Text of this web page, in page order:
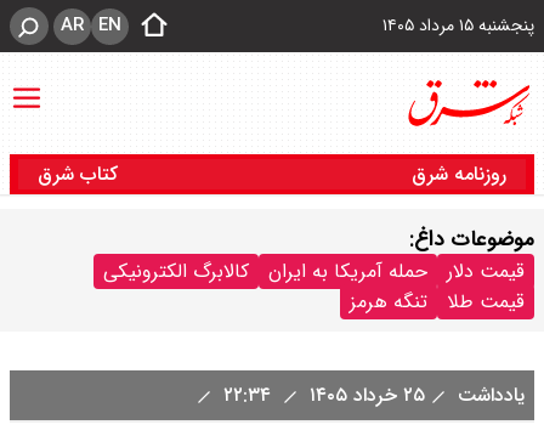
پنجشنبه ۱۵ مرداد ۱۴۰۵ EN
AR
روزنامه شرق کتاب شرق
موضوعات داغ:
قیمت دلار حمله آمریکا به ایران
کالابرگ الکترونیکی
قیمت طلا
تنگه هرمز
یادداشت ۲۵ خرداد ۱۴۰۵